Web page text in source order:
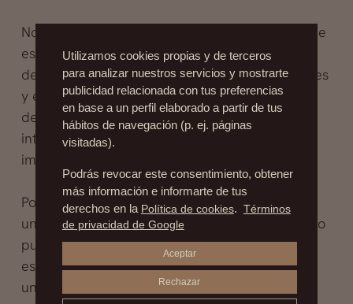
No obstante, conviene ser cautos. Porque desde
estas páginas hemos insistido en la necesidad
de aproximarse a la cirugía estética con razones
y expectativas adecuadas, en la conveniencia
de no perder nunca de vista que hablamos de
intervenciones quirúrgicas, en la radical
importancia de no frivolizar.
Por eso, bienvenida sea la popularización de
una especialidad médica que tanto y tan bueno
puede hacer por personas con problemas
estéticos y más que estéticos. Pero digámoslo
una vez más, y no será la última:
Utilizamos cookies propias y de terceros
para analizar nuestros servicios y mostrarte
publicidad relacionada con tus preferencias
en base a un perfil elaborado a partir de tus
hábitos de navegación (p. ej. páginas
visitadas).
Podrás revocar este consentimiento, obtener
más información e informarte de tus
derechos en la Política de cookies. Términos
de privacidad de Google
Aceptar
Rechazar